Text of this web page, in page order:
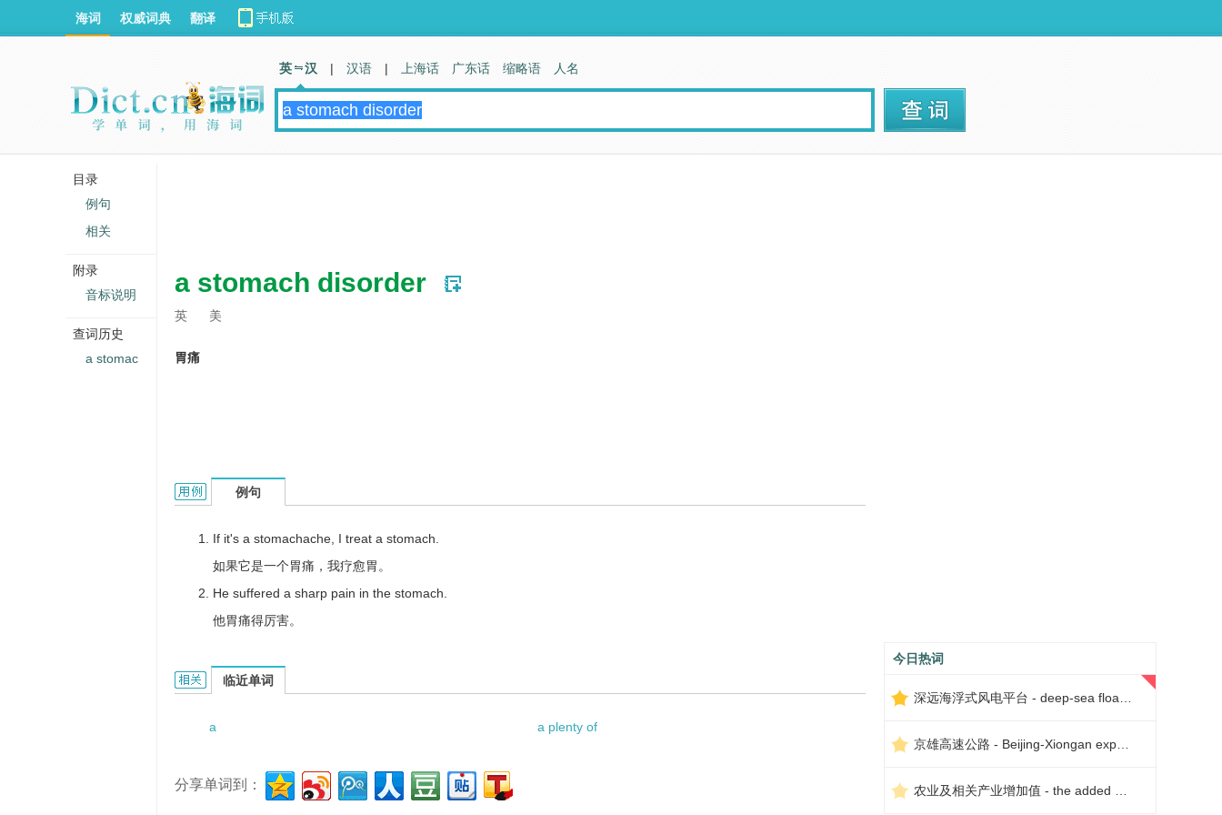
a stomach disorder
英 美
胃痛
a stomach disorder的用法和样例：
例句
If it's a stomachache, I treat a stomach.
如果它是一个胃痛，我疗愈胃。
He suffered a sharp pain in the stomach.
他胃痛得厉害。
a stomach disorder的相关资料：
临近单词
a a plenty of
分享单词到：
今日热词
海词 权威词典 翻译
英 汉 | 汉语 | 上海话 广东话 缩略语 人名
目录
例句
相关
附录
音标说明
查词历史
a stomac